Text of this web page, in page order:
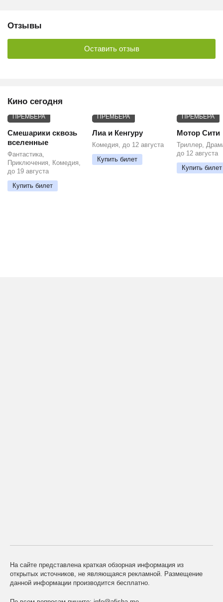
Отзывы
Оставить отзыв
Кино сегодня
ПРЕМЬЕРА
Смешарики сквозь
вселенные
Фантастика,
Приключения, Комедия,
до 19 августа
Купить билет
ПРЕМЬЕРА
Лиа и Кенгуру
Комедия, до 12 августа
Купить билет
ПРЕМЬЕРА
Мотор Сити
Триллер,
до 12 августа
Купить билет
На сайте представлена краткая обзорная информация из
открытых источников, не являющаяся рекламной. Размещение
данной информации производится бесплатно.